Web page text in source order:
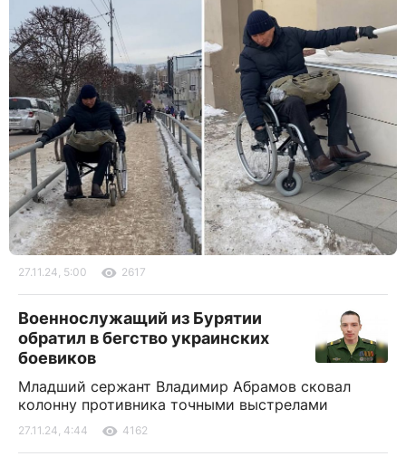
27.11.24, 5:00 2617
Военнослужащий из Бурятии
обратил в бегство украинских
боевиков
Младший сержант Владимир Абрамов сковал
колонну противника точными выстрелами
27.11.24, 4:44 4162